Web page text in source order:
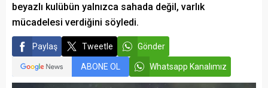
beyazlı kulübün yalnızca sahada değil, varlık
mücadelesi verdiğini söyledi.
Paylaş Tweetle Gönder
ABONE OL Whatsapp Kanalımız